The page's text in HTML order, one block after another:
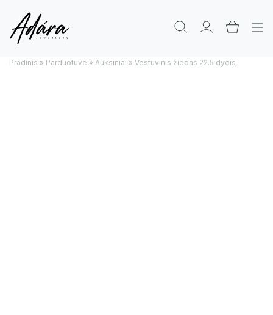
Pradinis » Parduotuve » Auksiniai » Vestuvinis žiedas 22.5 dydis